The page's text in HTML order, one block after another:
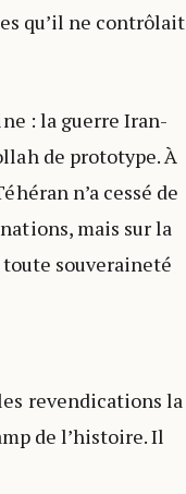
qu’il ne contrôlait
: la guerre Iran-
de prototype. À
n’a cessé de
mais sur la
souveraineté
revendications la
de l’histoire. Il